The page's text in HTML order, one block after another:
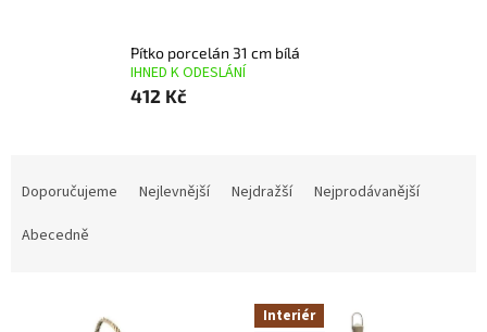
Pítko porcelán 31 cm bílá
IHNED K ODESLÁNÍ
412 Kč
Doporučujeme Nejlevnější Nejdražší
Nejprodávanější
Abecedně
Interiér